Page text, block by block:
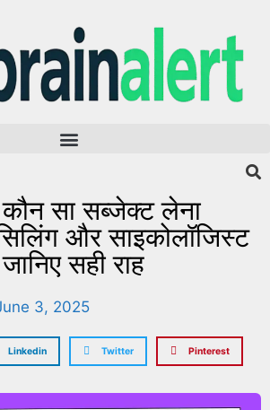
सा सब्जेक्ट लेना
और साइकोलॉजिस्ट
सही राह
3, 2025
Linkedin Twitter Pinterest